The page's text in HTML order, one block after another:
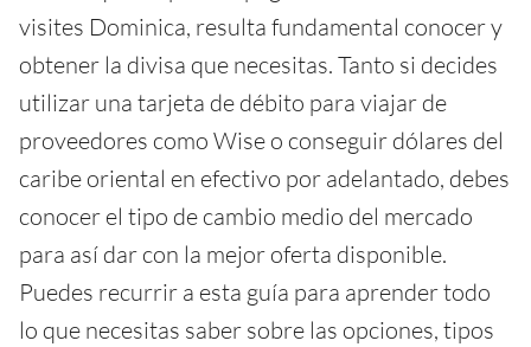
visites Dominica, resulta fundamental conocer y
obtener la divisa que necesitas. Tanto si decides
utilizar una tarjeta de débito para viajar de
proveedores como Wise o conseguir dólares del
caribe oriental en efectivo por adelantado, debes
conocer el tipo de cambio medio del mercado
para así dar con la mejor oferta disponible.
Puedes recurrir a esta guía para aprender todo
lo que necesitas saber sobre las opciones, tipos